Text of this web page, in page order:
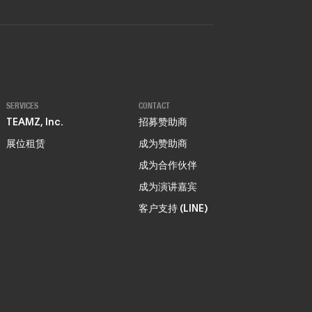
SERVICES
TEAMZ, Inc.
展位租赁
CONTACT
招募赞助商
成为赞助商
成为合作伙伴
成为演讲嘉宾
客户支持 (LINE)